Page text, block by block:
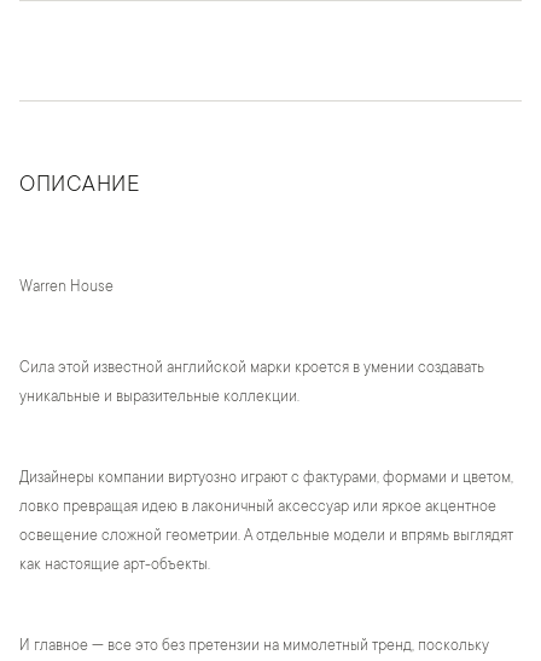
ОПИСАНИЕ
Warren House
Сила этой известной английской марки кроется в умении создавать
уникальные и выразительные коллекции.
Дизайнеры компании виртуозно играют с фактурами, формами и цветом,
ловко превращая идею в лаконичный аксессуар или яркое акцентное
освещение сложной геометрии. А отдельные модели и впрямь выглядят
как настоящие арт-объекты.
И главное — все это без претензии на мимолетный тренд, поскольку